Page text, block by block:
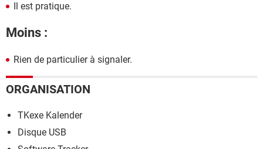
Il est pratique.
Moins :
Rien de particulier à signaler.
ORGANISATION
TKexe Kalender
Disque USB